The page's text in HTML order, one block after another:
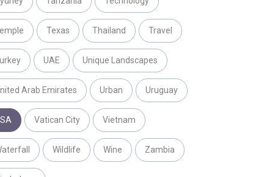
Texas Thailand Travel
UAE Unique Landscapes
Arab Emirates Urban Uruguay
Vatican City Vietnam
Wildlife Wine Zambia